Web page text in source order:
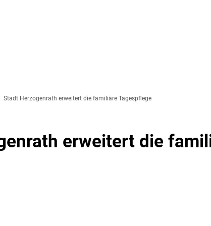
Stadt Herzogenrath erweitert die familiäre Tagespflege
erweitert die